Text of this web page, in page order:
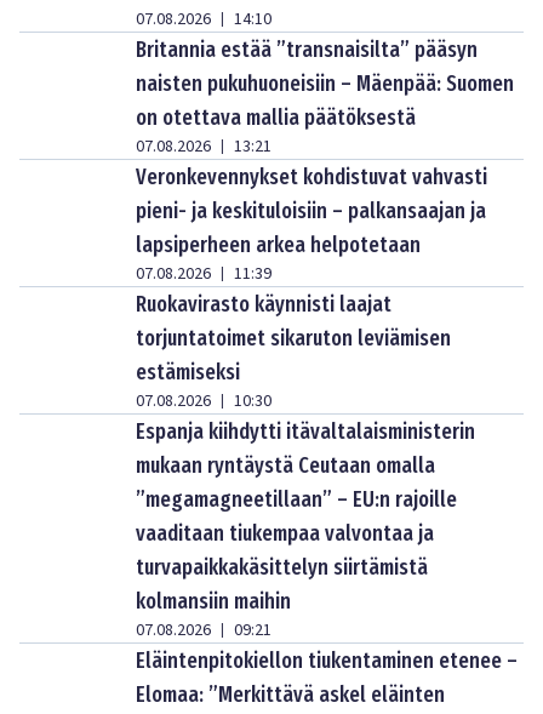
07.08.2026 | 14:10
Britannia estää ”transnaisilta” pääsyn
naisten pukuhuoneisiin – Mäenpää: Suomen
on otettava mallia päätöksestä
07.08.2026 | 13:21
Veronkevennykset kohdistuvat vahvasti
pieni- ja keskituloisiin – palkansaajan ja
lapsiperheen arkea helpotetaan
07.08.2026 | 11:39
Ruokavirasto käynnisti laajat
torjuntatoimet sikaruton leviämisen
estämiseksi
07.08.2026 | 10:30
Espanja kiihdytti itävaltalaisministerin
mukaan ryntäystä Ceutaan omalla
”megamagneetillaan” – EU:n rajoille
vaaditaan tiukempaa valvontaa ja
turvapaikkakäsittelyn siirtämistä
kolmansiin maihin
07.08.2026 | 09:21
Eläintenpitokiellon tiukentaminen etenee –
Elomaa: ”Merkittävä askel eläinten